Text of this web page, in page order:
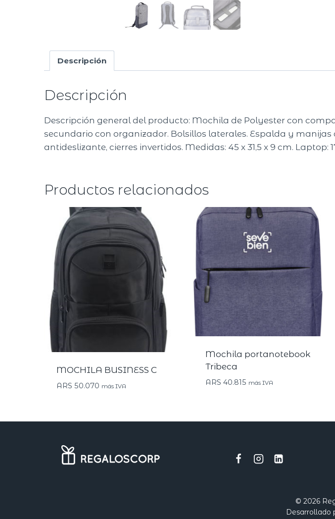
Descripción
Descripción
Descripción general del producto: Mochila de Polyester con
secundario con organizador. Bolsillos laterales. Espalda y
antideslizante, cierres invertidos. Medidas: 45 x 31,5 x 9 cm. Laptop:
Productos relacionados
MOCHILA BUSINESS C
ARS 50.070 más IVA
Mochila portanotebook
Tribeca
ARS 40.815 más IVA
© 2026
Desarrollado